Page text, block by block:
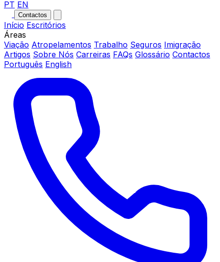
PT EN
Contactos
Início Escritórios
Áreas
Viação Atropelamentos Trabalho Seguros Imigração
Artigos Sobre Nós Carreiras FAQs Glossário Contactos
Português English